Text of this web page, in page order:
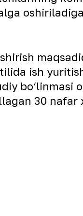
ish
bo‘linmasi
30